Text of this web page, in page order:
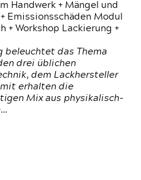
Handwerk + Mängel und
Emissionsschäden Modul
+ Workshop Lackierung +
beleuchtet das Thema
drei üblichen
dem Lackhersteller
erhalten die
Mix aus physikalisch-